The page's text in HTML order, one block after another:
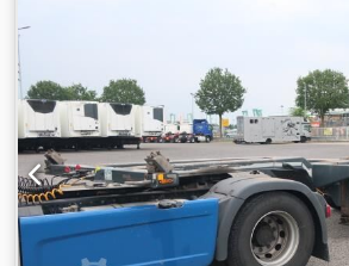
, Hinterreifengröße:
keine, Ausstattung: ABS, ABS,
Antispray, Bremse Scheibenbremse,
Heben und Senken, Liftachse 1. + 3.
1x30 / 1x40 / 1x45, Highcube, 2x7 + 15
Stromanschlüsse, Mittelausschub,
Transcool Compact 16, Aluräder, 4.479
Rückfahrscheinwerfer LED